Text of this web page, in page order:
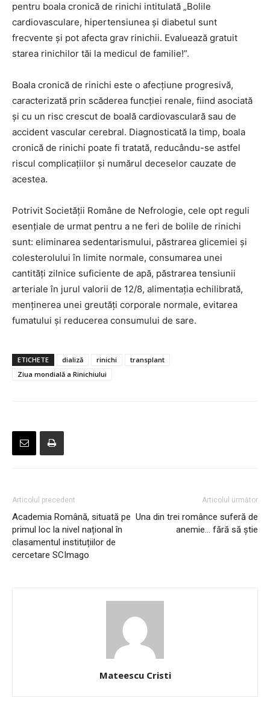
pentru boala cronică de rinichi intitulată „Bolile
cardiovasculare, hipertensiunea şi diabetul sunt
frecvente şi pot afecta grav rinichii. Evaluează gratuit
starea rinichilor tăi la medicul de familie!”.
Boala cronică de rinichi este o afecţiune progresivă,
caracterizată prin scăderea funcţiei renale, fiind asociată
şi cu un risc crescut de boală cardiovasculară sau de
accident vascular cerebral. Diagnosticată la timp, boala
cronică de rinichi poate fi tratată, reducându-se astfel
riscul complicaţiilor şi numărul deceselor cauzate de
acestea.
Potrivit Societăţii Române de Nefrologie, cele opt reguli
esenţiale de urmat pentru a ne feri de bolile de rinichi
sunt: eliminarea sedentarismului, păstrarea glicemiei şi
colesterolului în limite normale, consumarea unei
cantităţi zilnice suficiente de apă, păstrarea tensiunii
arteriale în jurul valorii de 12/8, alimentaţia echilibrată,
menţinerea unei greutăţi corporale normale, evitarea
fumatului şi reducerea consumului de sare.
ETICHETE dializă rinichi
transplant
Ziua mondială a Rinichiului
Articolul precedent
Academia Română, situată pe
primul loc la nivel național în
clasamentul instituțiilor de
cercetare SCImago
Articolul următor
Una din trei românce suferă de
anemie… fără să știe
Mateescu Cristi